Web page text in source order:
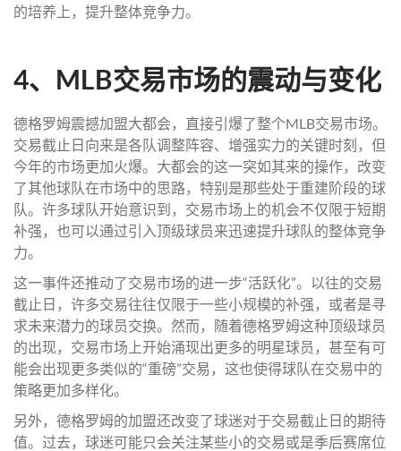
的培养上，提升整体竞争力。
4、MLB交易市场的震动与变化
德格罗姆震撼加盟大都会，直接引爆了整个MLB交易市场。
交易截止日向来是各队调整阵容、增强实力的关键时刻，但
今年的市场更加火爆。大都会的这一突如其来的操作，改变
了其他球队在市场中的思路，特别是那些处于重建阶段的球
队。许多球队开始意识到，交易市场上的机会不仅限于短期
补强，也可以通过引入顶级球员来迅速提升球队的整体竞争
力。
这一事件还推动了交易市场的进一步“活跃化”。以往的交易
截止日，许多交易往往仅限于一些小规模的补强，或者是寻
求未来潜力的球员交换。然而，随着德格罗姆这种顶级球员
的出现，交易市场上开始涌现出更多的明星球员，甚至有可
能会出现更多类似的“重磅”交易，这也使得球队在交易中的
策略更加多样化。
另外，德格罗姆的加盟还改变了球迷对于交易截止日的期待
值。过去，球迷可能只会关注某些小的交易或是季后赛席位